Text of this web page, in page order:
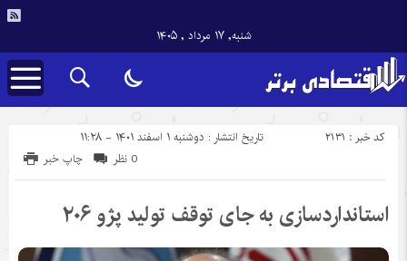
شنبه, ۱۷ مرداد , ۱۴۰۵
تاریخ انتشار : دوشنبه ۱ اسفند ۱۴۰۱ - ۱۱:۲۸ کد خبر : 2131
چاپ خبر 0 نظر
استانداردسازی به جای توقف تولید پژو ۲۰۶